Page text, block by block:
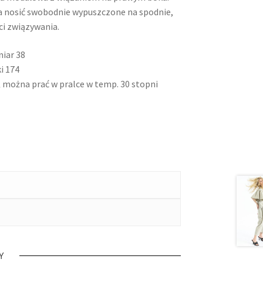
nosić swobodnie wypuszczone na spodnie,
związywania.
38
174
można prać w pralce w temp. 30 stopni